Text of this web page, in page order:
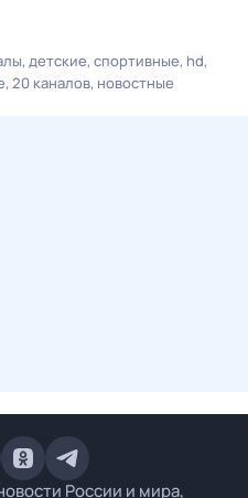
детские спортивные hd
20 каналов новостные
России и мира,